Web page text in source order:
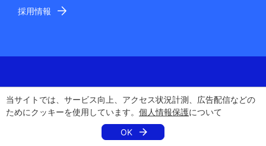
当サイトでは、サービス向上、アクセス状況計測、広告配信などの
ためにクッキーを使用しています。 個人情報保護について
OK
採用情報
電子公告